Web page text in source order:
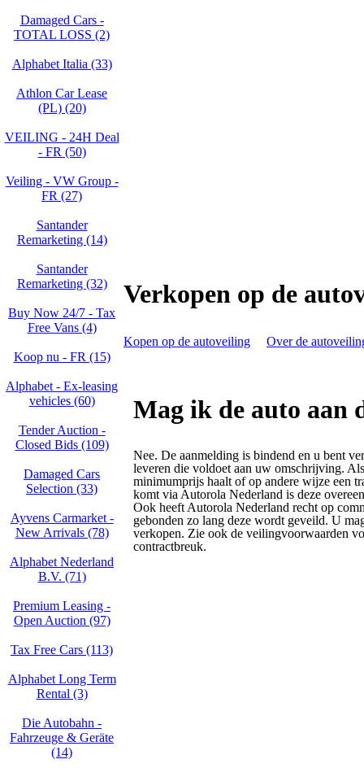
Damaged Cars -
TOTAL LOSS (2)
Alphabet Italia (33)
Athlon Car Lease
(PL) (20)
VEILING - 24H Deal
- FR (50)
Veiling - VW Group -
FR (27)
Santander
Remarketing (14)
Santander
Remarketing (32)
Buy Now 24/7 - Tax
Free Vans (4)
Koop nu - FR (15)
Alphabet - Ex-leasing
vehicles (60)
Tender Auction -
Closed Bids (109)
Damaged Cars
Selection (33)
Ayvens Carmarket -
New Arrivals (78)
Alphabet Nederland
B.V. (71)
Premium Leasing -
Open Auction (97)
Tax Free Cars (113)
Alphabet Long Term
Rental (3)
Die Autobahn -
Fahrzeuge & Geräte
(14)
Verkopen op de
Kopen op de autoveiling Over de
Mag ik de auto aan
Nee. De aanmelding is bindend en u bent
leveren die voldoet aan uw omschrijving.
minimumprijs haalt of op andere wijze een
komt via Autorola Nederland is deze
Ook heeft Autorola Nederland recht op
gebonden zo lang deze wordt geveild. U
verkopen. Zie ook de veilingvoorwaarden
contractbreuk.